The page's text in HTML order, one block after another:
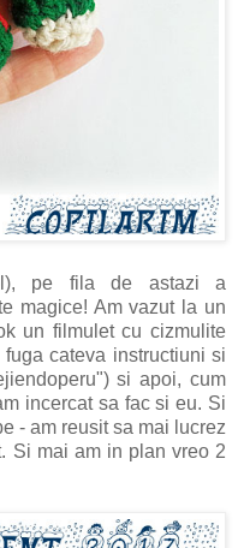
pe fila de astazi a
magice! Am vazut la un
un filmulet cu cizmulite
cateva instructiuni si
si apoi, cum
incercat sa fac si eu. Si
- am reusit sa mai lucrez
Si mai am in plan vreo 2